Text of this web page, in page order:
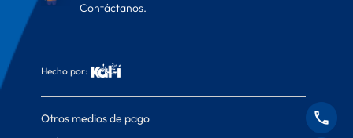
Contáctanos.
Hecho por:
Otros medios de pago